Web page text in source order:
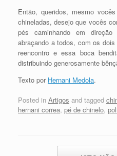
Então, queridos, mesmo
chineladas, desejo que vocês
pés caminhando em
abraçando a todos, com os
reencontro e essa boca
distribuindo generosamente
Texto por Hernani Medola.
Posted in Artigos and tagged
hernani correa, pé de chinelo,